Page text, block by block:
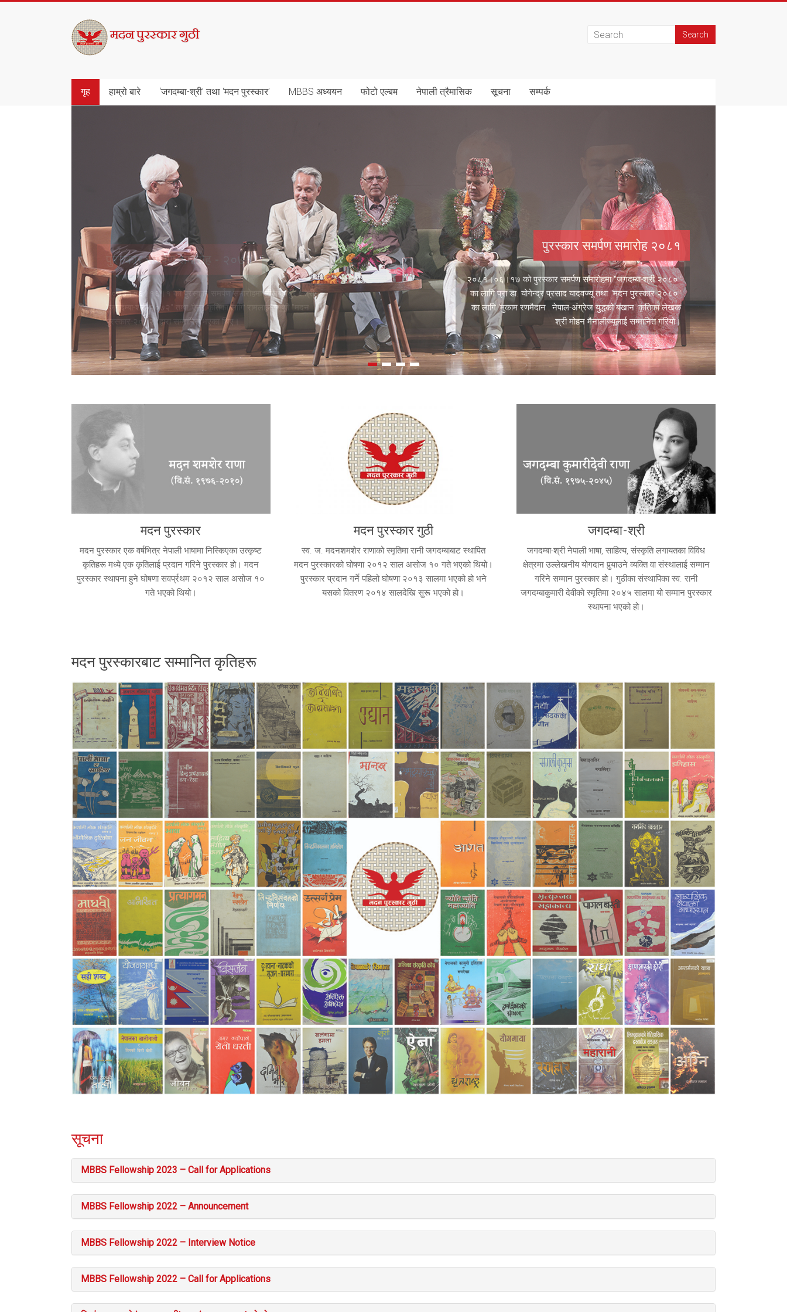
मदन
पुरस्कार
गुठी
गृह हाम्रो बारे ‘जगदम्बा-श्री’ तथा ‘मदन पुरस्कार’ MBBS अध्ययन फोटो एल्बम नेपाली त्रैमासिक सूचना सम्पर्क
पुरस्कार समर्पण समारोह - २०७३
२०७३।०६।१६।१ को पुरस्कार समर्पण समारोहमा लीलबहादुर क्षत्री
"जगदम्बा-श्री-२०७२" तथा 'ऐना' कृतिका लागि रामलाल जोशी "मदन
पुरस्कार-२०७२" द्वारा सम्मानित भएका थिए।
मदन पुरस्कार
मदन पुरस्कार एक वर्षभित्र नेपाली भाषामा निस्किएका उत्कृष्ट
कृतिहरू मध्ये एक कृतिलाई प्रदान गरिने पुरस्कार हो। मदन
पुरस्कार स्थापना हुने घोषणा सवर्प्रथम २०१२ साल असोज १०
गते भएको थियो।
मदन पुरस्कार गुठी
स्व. ज. मदनशमशेर राणाको स्मृतिमा रानी जगदम्बाबाट स्थापित
मदन पुरस्कारको घोषणा २०१२ साल असोज १० गते भएको थियो।
पुरस्कार प्रदान गर्ने पहिलो घोषणा २०१३ सालमा भएको हो भने
यसको वितरण २०१४ सालदेखि सुरू भएको हो।
जगदम्बा-श्री
जगदम्बा-श्री नेपाली भाषा, साहित्य, संस्कृति लगायतका विविध
क्षेत्रमा उल्लेखनीय योगदान पुर्‍याउने व्यक्ति वा संस्थालाई सम्मान
गरिने सम्मान पुरस्कार हो। गुठीका संस्थापिका स्व. रानी
जगदम्बाकुमारी देवीको स्मृतिमा २०४५ सालमा यो सम्मान पुरस्कार
स्थापना भएको हो।
मदन पुरस्कारबाट सम्मानित कृतिहरू
सूचना
MBBS Fellowship 2023 – Call for Applications
MBBS Fellowship 2022 – Announcement
MBBS Fellowship 2022 – Interview Notice
MBBS Fellowship 2022 – Call for Applications